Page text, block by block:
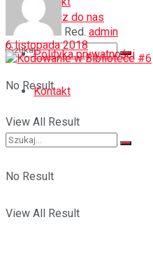
No Result
View All Result
Dołącz do nas
Polityka prywatności
Kontakt
No Result
View All Result
Red. admin
6 listopada 2018